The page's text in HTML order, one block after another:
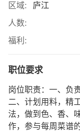
区域:
庐江
人数:
福利:
职位要求
岗位职责：一、负
二、计划用料，精
法，做到色、香、
作，参与每周菜谱